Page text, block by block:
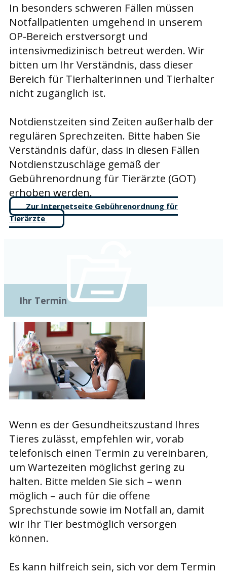
In besonders schweren Fällen müssen
Notfallpatienten umgehend in unserem
OP-Bereich erstversorgt und
intensivmedizinisch betreut werden. Wir
bitten um Ihr Verständnis, dass dieser
Bereich für Tierhalterinnen und Tierhalter
nicht zugänglich ist.
Notdienstzeiten sind Zeiten außerhalb der
regulären Sprechzeiten. Bitte haben Sie
Verständnis dafür, dass in diesen Fällen
Notdienstzuschläge gemäß der
Gebührenordnung für Tierärzte (GOT)
erhoben werden.
Zur Internetseite Gebührenordnung für
Tierärzte
Ihr Termin
Wenn es der Gesundheitszustand Ihres
Tieres zulässt, empfehlen wir, vorab
telefonisch einen Termin zu vereinbaren,
um Wartezeiten möglichst gering zu
halten. Bitte melden Sie sich – wenn
möglich – auch für die offene
Sprechstunde sowie im Notfall an, damit
wir Ihr Tier bestmöglich versorgen
können.
Es kann hilfreich sein, sich vor dem Termin